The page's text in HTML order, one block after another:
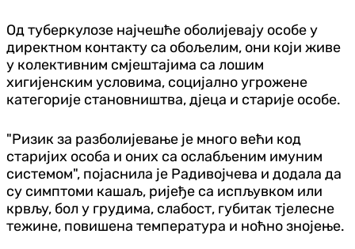
Од туберкулозе најчешће оболијевају особе у
директном контакту са обољелим, они који живе
у колективним смјештајима са лошим
хигијенским условима, социјално угрожене
категорије становништва, дјеца и старије особе.
"Ризик за разболијевање је много већи код
старијих особа и оних са ослабљеним имуним
системом", појаснила је Радивојчева и додала да
су симптоми кашаљ, ријеђе са испљувком или
крвљу, бол у грудима, слабост, губитак тјелесне
тежине, повишена температура и ноћно знојење.